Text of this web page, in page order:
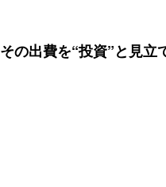
その出費を“投資”と見立